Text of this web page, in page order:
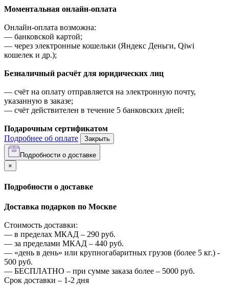
Моментальная онлайн-оплата
Онлайн-оплата возможна:
— банковской картой;
— через электронные кошельки (Яндекс Деньги, Qiwi
кошелек и др.);
Безналичный расчёт для юридических лиц
— счёт на оплату отправляется на электронную почту,
указанную в заказе;
— счёт действителен в течение 5 банковских дней;
Подарочным сертификатом
Подробнее об оплате
Закрыть
Подробности о доставке
×
Подробности о доставке
Доставка подарков по Москве
Стоимость доставки:
— в пределах МКАД – 290 руб.
— за пределами МКАД – 440 руб.
— «день в день» или крупногабаритных грузов (более 5 кг.) -
500 руб.
— БЕСПЛАТНО – при сумме заказа более – 5000 руб.
Срок доставки – 1-2 дня